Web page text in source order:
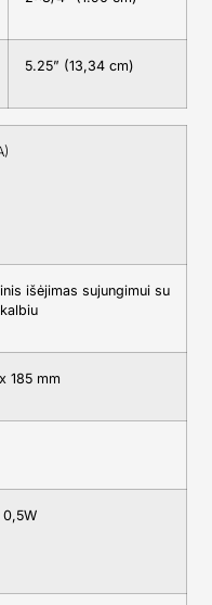
5.25” (13,34 cm)
išėjimas sujungimui su
185 mm
0,5W